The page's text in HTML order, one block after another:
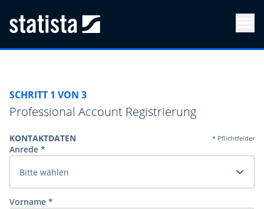
SCHRITT 1 VON 3
Professional Account Registrierung
KONTAKTDATEN * Pflichtfelder
Anrede *
Bitte wählen
Vorname *